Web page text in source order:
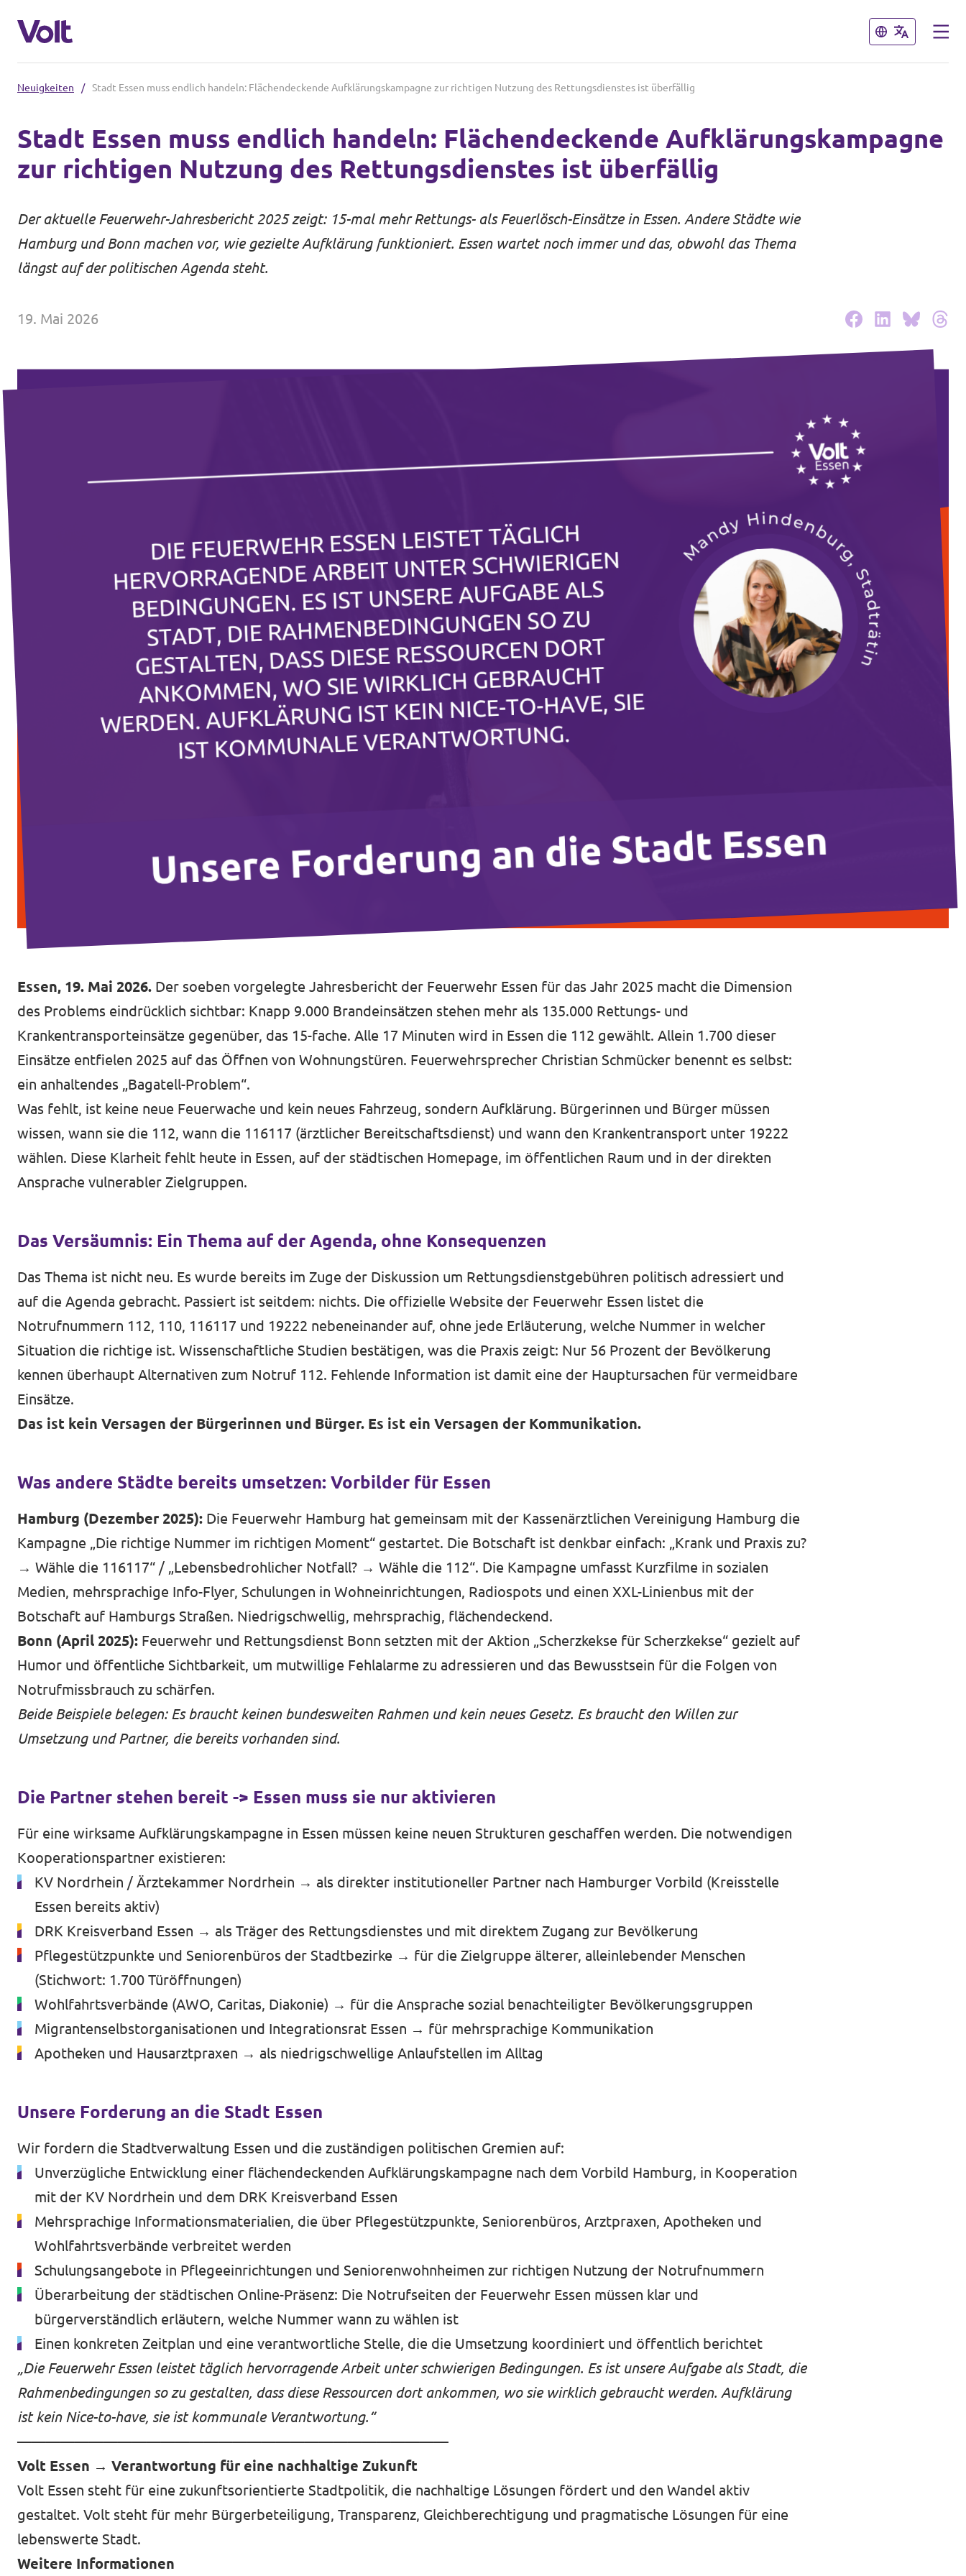
Schließen
Website von Volt NRW
Teams vor Ort in NRW
Volt in Deutschland
Website
Schließen
Programm
Über Volt
Menschen
Volt in deiner Nähe
Datenschutz
Impressum
Neuigkeiten / Stadt Essen muss endlich handeln: Flächendeckende Aufklärungskampagne zur richtigen Nutzung des Rettungsdienstes ist überfällig
Stadt Essen muss endlich handeln: Flächendeckende Aufklärungskampagne
zur richtigen Nutzung des Rettungsdienstes ist überfällig
Der aktuelle Feuerwehr-Jahresbericht 2025 zeigt: 15-mal mehr Rettungs- als Feuerlösch-Einsätze in Essen. Andere Städte wie
Hamburg und Bonn machen vor, wie gezielte Aufklärung funktioniert. Essen wartet noch immer und das, obwohl das Thema
längst auf der politischen Agenda steht.
19. Mai 2026
Essen, 19. Mai 2026. Der soeben vorgelegte Jahresbericht der Feuerwehr Essen für das Jahr 2025 macht die Dimension
des Problems eindrücklich sichtbar: Knapp 9.000 Brandeinsätzen stehen mehr als 135.000 Rettungs- und
Krankentransporteinsätze gegenüber, das 15-fache. Alle 17 Minuten wird in Essen die 112 gewählt. Allein 1.700 dieser
Einsätze entfielen 2025 auf das Öffnen von Wohnungstüren. Feuerwehrsprecher Christian Schmücker benennt es selbst:
ein anhaltendes „Bagatell-Problem“.
Was fehlt, ist keine neue Feuerwache und kein neues Fahrzeug, sondern Aufklärung. Bürgerinnen und Bürger müssen
wissen, wann sie die 112, wann die 116117 (ärztlicher Bereitschaftsdienst) und wann den Krankentransport unter 19222
wählen. Diese Klarheit fehlt heute in Essen, auf der städtischen Homepage, im öffentlichen Raum und in der direkten
Ansprache vulnerabler Zielgruppen.
Das Versäumnis: Ein Thema auf der Agenda, ohne Konsequenzen
Das Thema ist nicht neu. Es wurde bereits im Zuge der Diskussion um Rettungsdienstgebühren politisch adressiert und
auf die Agenda gebracht. Passiert ist seitdem: nichts. Die offizielle Website der Feuerwehr Essen listet die
Notrufnummern 112, 110, 116117 und 19222 nebeneinander auf, ohne jede Erläuterung, welche Nummer in welcher
Situation die richtige ist. Wissenschaftliche Studien bestätigen, was die Praxis zeigt: Nur 56 Prozent der Bevölkerung
kennen überhaupt Alternativen zum Notruf 112. Fehlende Information ist damit eine der Hauptursachen für vermeidbare
Einsätze.
Das ist kein Versagen der Bürgerinnen und Bürger. Es ist ein Versagen der Kommunikation.
Was andere Städte bereits umsetzen: Vorbilder für Essen
Hamburg (Dezember 2025): Die Feuerwehr Hamburg hat gemeinsam mit der Kassenärztlichen Vereinigung Hamburg die
Kampagne „Die richtige Nummer im richtigen Moment“ gestartet. Die Botschaft ist denkbar einfach: „Krank und Praxis zu?
→ Wähle die 116117“ / „Lebensbedrohlicher Notfall? → Wähle die 112“. Die Kampagne umfasst Kurzfilme in sozialen
Medien, mehrsprachige Info-Flyer, Schulungen in Wohneinrichtungen, Radiospots und einen XXL-Linienbus mit der
Botschaft auf Hamburgs Straßen. Niedrigschwellig, mehrsprachig, flächendeckend.
Bonn (April 2025): Feuerwehr und Rettungsdienst Bonn setzten mit der Aktion „Scherzkekse für Scherzkekse“ gezielt auf
Humor und öffentliche Sichtbarkeit, um mutwillige Fehlalarme zu adressieren und das Bewusstsein für die Folgen von
Notrufmissbrauch zu schärfen.
Beide Beispiele belegen: Es braucht keinen bundesweiten Rahmen und kein neues Gesetz. Es braucht den Willen zur
Umsetzung und Partner, die bereits vorhanden sind.
Die Partner stehen bereit -> Essen muss sie nur aktivieren
Für eine wirksame Aufklärungskampagne in Essen müssen keine neuen Strukturen geschaffen werden. Die notwendigen
Kooperationspartner existieren:
KV Nordrhein / Ärztekammer Nordrhein → als direkter institutioneller Partner nach Hamburger Vorbild (Kreisstelle
Essen bereits aktiv)
DRK Kreisverband Essen → als Träger des Rettungsdienstes und mit direktem Zugang zur Bevölkerung
Pflegestützpunkte und Seniorenbüros der Stadtbezirke → für die Zielgruppe älterer, alleinlebender Menschen
(Stichwort: 1.700 Türöffnungen)
Wohlfahrtsverbände (AWO, Caritas, Diakonie) → für die Ansprache sozial benachteiligter Bevölkerungsgruppen
Migrantenselbstorganisationen und Integrationsrat Essen → für mehrsprachige Kommunikation
Apotheken und Hausarztpraxen → als niedrigschwellige Anlaufstellen im Alltag
Unsere Forderung an die Stadt Essen
Wir fordern die Stadtverwaltung Essen und die zuständigen politischen Gremien auf:
Unverzügliche Entwicklung einer flächendeckenden Aufklärungskampagne nach dem Vorbild Hamburg, in Kooperation
mit der KV Nordrhein und dem DRK Kreisverband Essen
Mehrsprachige Informationsmaterialien, die über Pflegestützpunkte, Seniorenbüros, Arztpraxen, Apotheken und
Wohlfahrtsverbände verbreitet werden
Schulungsangebote in Pflegeeinrichtungen und Seniorenwohnheimen zur richtigen Nutzung der Notrufnummern
Überarbeitung der städtischen Online-Präsenz: Die Notrufseiten der Feuerwehr Essen müssen klar und
bürgerverständlich erläutern, welche Nummer wann zu wählen ist
Einen konkreten Zeitplan und eine verantwortliche Stelle, die die Umsetzung koordiniert und öffentlich berichtet
„Die Feuerwehr Essen leistet täglich hervorragende Arbeit unter schwierigen Bedingungen. Es ist unsere Aufgabe als Stadt, die
Rahmenbedingungen so zu gestalten, dass diese Ressourcen dort ankommen, wo sie wirklich gebraucht werden. Aufklärung
ist kein Nice-to-have, sie ist kommunale Verantwortung.“
——————————————————————————————
Volt Essen → Verantwortung für eine nachhaltige Zukunft
Volt Essen steht für eine zukunftsorientierte Stadtpolitik, die nachhaltige Lösungen fördert und den Wandel aktiv
gestaltet. Volt steht für mehr Bürgerbeteiligung, Transparenz, Gleichberechtigung und pragmatische Lösungen für eine
lebenswerte Stadt.
Weitere Informationen